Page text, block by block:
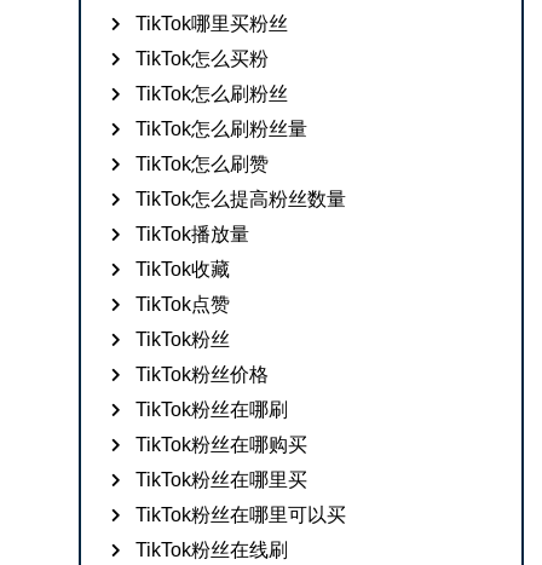
TikTok哪里买粉丝
TikTok怎么买粉
TikTok怎么刷粉丝
TikTok怎么刷粉丝量
TikTok怎么刷赞
TikTok怎么提高粉丝数量
TikTok播放量
TikTok收藏
TikTok点赞
TikTok粉丝
TikTok粉丝价格
TikTok粉丝在哪刷
TikTok粉丝在哪购买
TikTok粉丝在哪里买
TikTok粉丝在哪里可以买
TikTok粉丝在线刷